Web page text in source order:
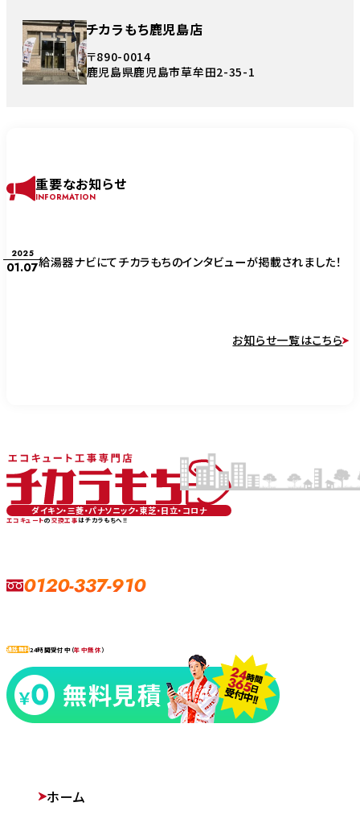
チカラもち鹿児島店
〒890-0014
鹿児島県鹿児島市草牟田2-35-1
重要なお知らせ
INFORMATION
2025
01.07給湯器ナビにてチカラもちのインタビューが掲載されました！
お知らせ一覧はこちら
ダイキン・三菱・パナソニック・東芝・日立・コロナ
エコキュートの交換工事はチカラもちへ‼
0120-337-910
通話無料24時間受付中（年中無休）
ホーム